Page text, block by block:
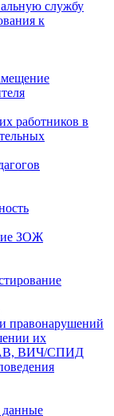
службу
к
работников в
ЗОЖ
правонарушений
их
ВИЧ/СПИД
данные